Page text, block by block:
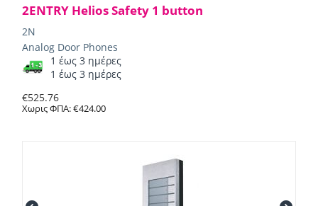
2ENTRY Helios Safety 1 button
2N
Analog Door Phones
1 έως 3 ημέρες
1 έως 3 ημέρες
€525.76
Χωρις ΦΠΑ:€424.00